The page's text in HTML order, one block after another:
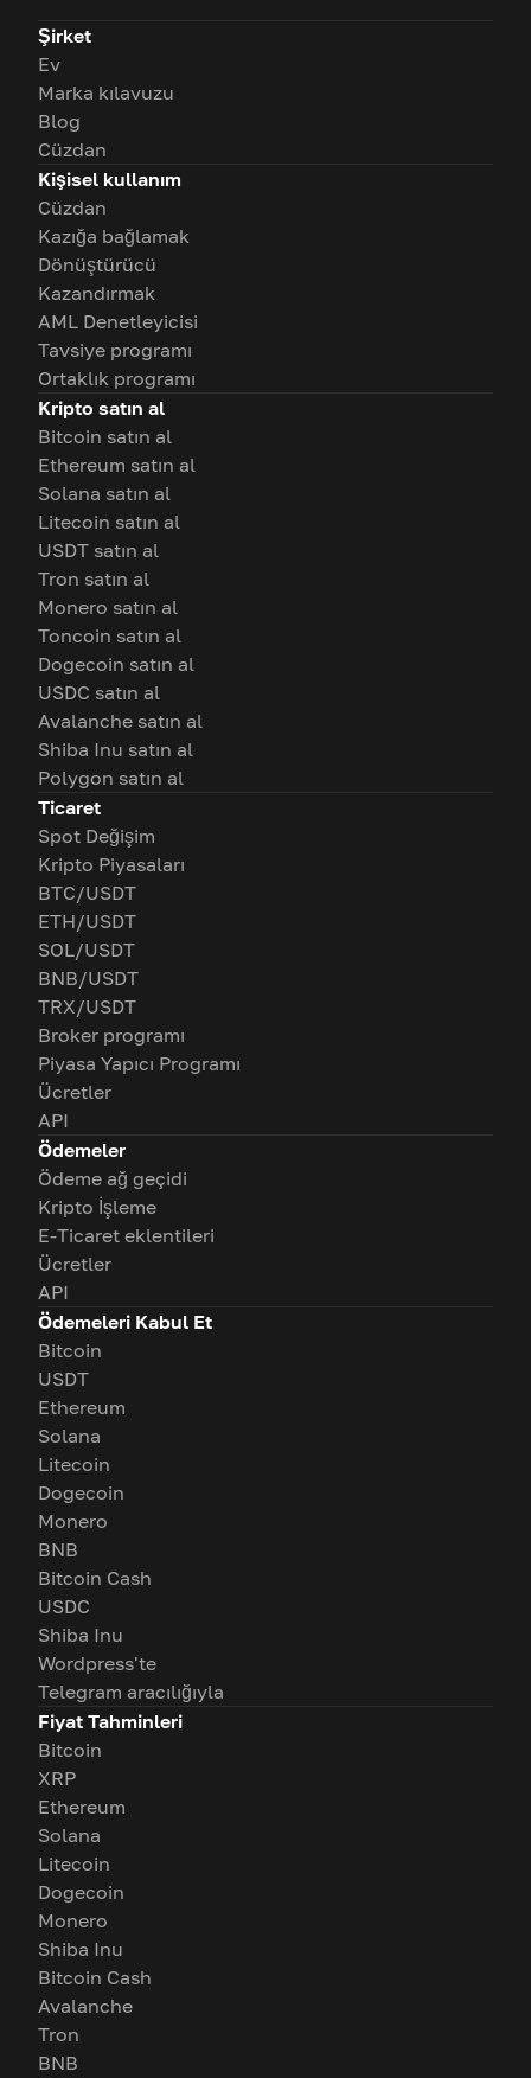
Şirket
Ev
Marka kılavuzu
Blog
Cüzdan
Kişisel kullanım
Cüzdan
Kazığa bağlamak
Dönüştürücü
Kazandırmak
AML Denetleyicisi
Tavsiye programı
Ortaklık programı
Kripto satın al
Bitcoin satın al
Ethereum satın al
Solana satın al
Litecoin satın al
USDT satın al
Tron satın al
Monero satın al
Toncoin satın al
Dogecoin satın al
USDC satın al
Avalanche satın al
Shiba Inu satın al
Polygon satın al
Ticaret
Spot Değişim
Kripto Piyasaları
BTC/USDT
ETH/USDT
SOL/USDT
BNB/USDT
TRX/USDT
Broker programı
Piyasa Yapıcı Programı
Ücretler
API
Ödemeler
Ödeme ağ geçidi
Kripto İşleme
E-Ticaret eklentileri
Ücretler
API
Ödemeleri Kabul Et
Bitcoin
USDT
Ethereum
Solana
Litecoin
Dogecoin
Monero
BNB
Bitcoin Cash
USDC
Shiba Inu
Wordpress'te
Telegram aracılığıyla
Fiyat Tahminleri
Bitcoin
XRP
Ethereum
Solana
Litecoin
Dogecoin
Monero
Shiba Inu
Bitcoin Cash
Avalanche
Tron
BNB